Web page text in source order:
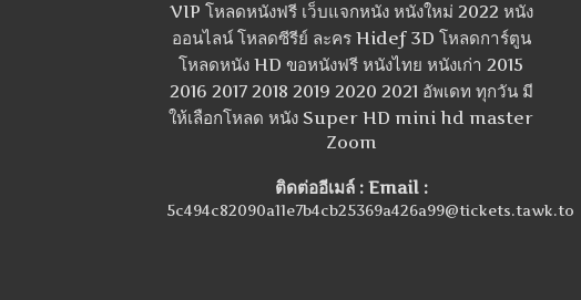
VIP โหลดหนังฟรี เว็บแจกหนัง หนังใหม่ 2022 หนัง
ออนไลน์ โหลดซีรีย์ ละคร Hidef 3D โหลดการ์ตูน
โหลดหนัง HD ขอหนังฟรี หนังไทย หนังเก่า 2015
2016 2017 2018 2019 2020 2021 อัพเดท ทุกวัน มี
ให้เลือกโหลด หนัง Super HD mini hd master
Zoom
ติดต่ออีเมล์ : Email :
5c494c82090a11e7b4cb25369a426a99@tickets.tawk.to